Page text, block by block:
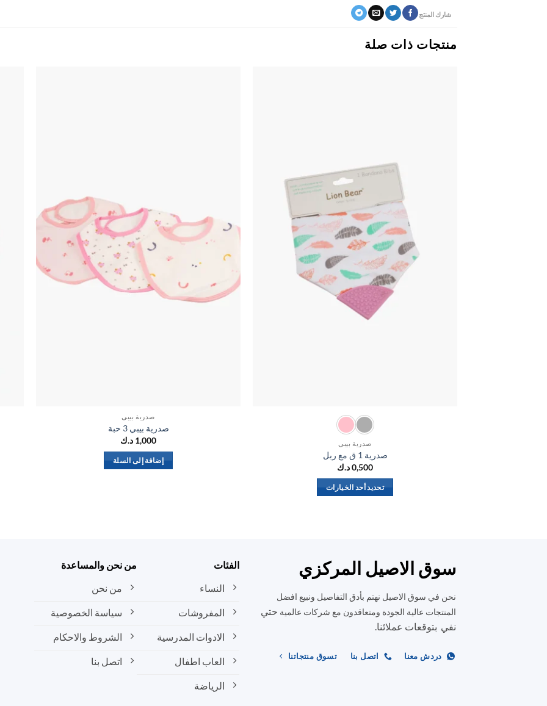
شارك المنتج
منتجات ذات صلة
صدرية بيبي
صدرية 1 ق مع ربل
0,500د.ك
تحديد أحد الخيارات
المختلفة
لهذا
يمكن
اختيار
صفحة
صدرية بيبي
صدرية بيبي 3 حبة
1,000 د.ك
إضافة إلى السلة
سوق الاصيل المركزي
نحن في سوق الاصيل نهتم بأدق التفاصيل ونبيع افضل
المنتجات عالية الجودة ومتعاقدون مع شركات عالمية حتي
نفي بتوقعات عملائنا.
دردش معنا اتصل بنا تسوق منتجاتنا
الفئات
النساء
المفروشات
الادوات المدرسية
العاب اطفال
الرياضة
من نحن والمساعدة
من نحن
سياسة الخصوصية
الشروط والاحكام
اتصل بنا